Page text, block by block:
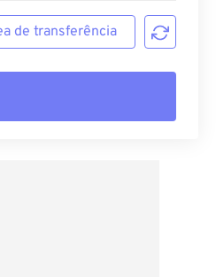
de transferência